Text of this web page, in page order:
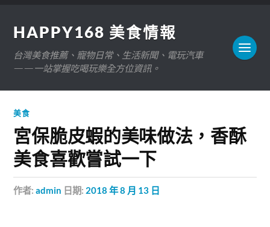
HAPPY168 美食情報
台灣美食推薦、寵物日常、生活新聞、電玩汽車
——一站掌握吃喝玩樂全方位資訊。
美食
宮保脆皮蝦的美味做法，香酥
美食喜歡嘗試一下
作者:admin 日期: 2018 年 8 月 13 日